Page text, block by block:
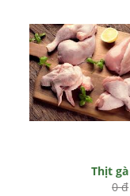
Thịt gà
0 đ